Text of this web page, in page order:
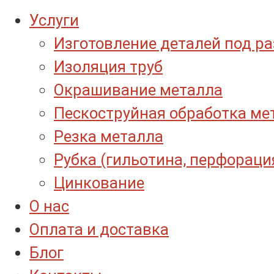
Услуги
Изготовление деталей под
Изоляция труб
Окрашивание металла
Пескоструйная обработка
Резка металла
Рубка (гильотина,
Цинкование
О нас
Оплата и доставка
Блог